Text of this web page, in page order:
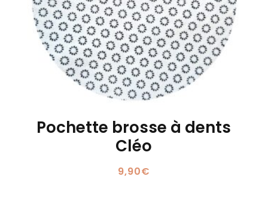
Pochette brosse à dents
Cléo
9,90€